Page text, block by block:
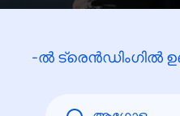
-ൽ ട്രെൻഡിംഗിൽ